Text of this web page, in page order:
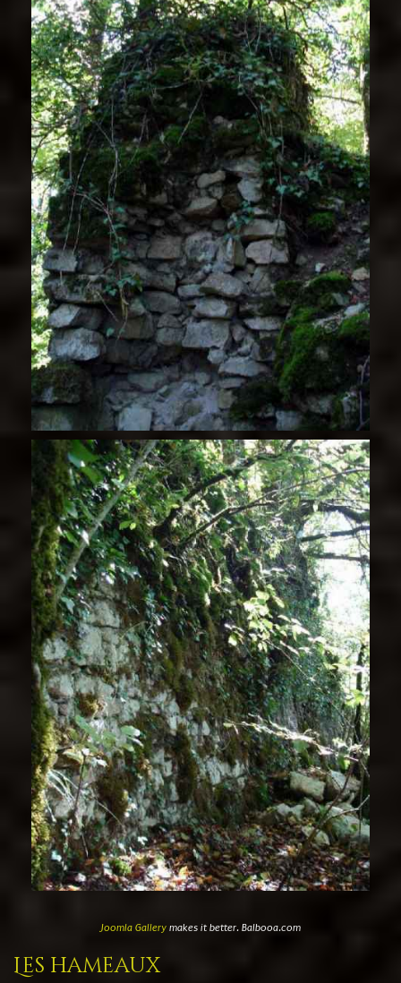
Joomla Gallerymakes it better. Balbooa.com
Les hameaux